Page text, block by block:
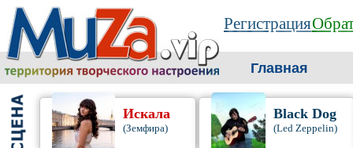
Регистрация
Главная
Искала
(Земфира)
Black Dog
(Led Zeppelin)